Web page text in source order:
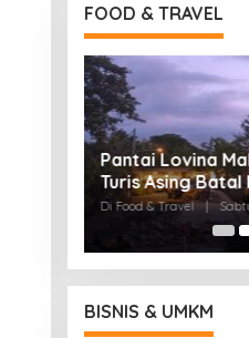
FOOD & TRAVEL
Pantai Lovina
Turis Asing Batal
Di Food & Travel |
BISNIS & UMKM